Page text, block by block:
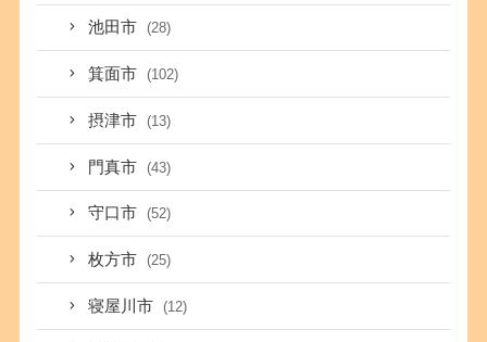
池田市 (28)
箕面市 (102)
摂津市 (13)
門真市 (43)
守口市 (52)
枚方市 (25)
寝屋川市 (12)